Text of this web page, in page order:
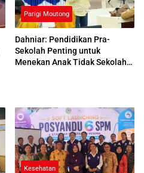
Parigi Moutong
Dahniar: Pendidikan Pra-
Sekolah Penting untuk
Menekan Anak Tidak Sekolah
Kesehatan